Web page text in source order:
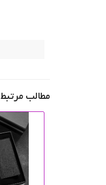
مطالب مرتبط